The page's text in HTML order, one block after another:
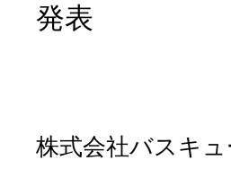
発表
株式会社バスキ